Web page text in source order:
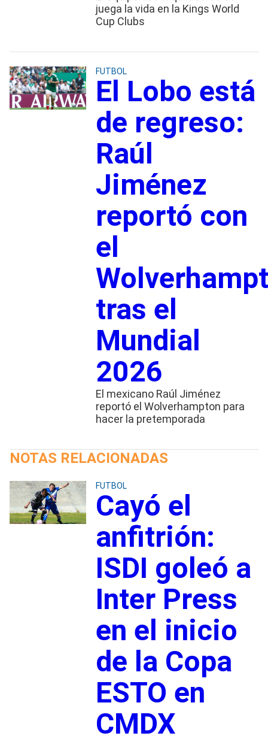
juega la vida en la Kings World
Cup Clubs
FUTBOL
El Lobo está
de regreso:
Raúl
Jiménez
reportó con
el
tras el
Mundial
2026
El mexicano Raúl Jiménez
reportó el Wolverhampton para
hacer la pretemporada
NOTAS RELACIONADAS
FUTBOL
Cayó el
anfitrión:
ISDI goleó a
Inter Press
en el inicio
de la Copa
ESTO en
CMDX